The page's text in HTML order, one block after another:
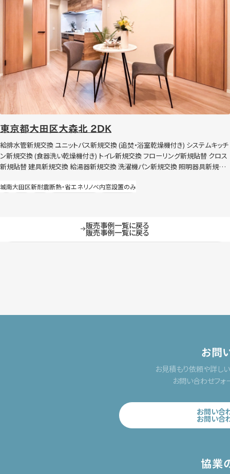
東京都大田区大森北 2DK
給排水管新規交換 ユニットバス新規交換 (追焚・浴室乾燥機付き) システムキッチ
ン新規交換 (食器洗い乾燥機付き) トイレ新規交換 フローリング新規貼替 クロス
新規貼替 建具新規交換 給湯器新規交換 洗濯機パン新規交換 照明器具新規交
城南大田区新耐震断熱・省エネリノベ内窓設置のみ
販売事例一覧に戻る
販売事例一覧に戻る
お問
お見積もり依頼や詳し
お問い合わせフォ
お問い合
お問い合
協業